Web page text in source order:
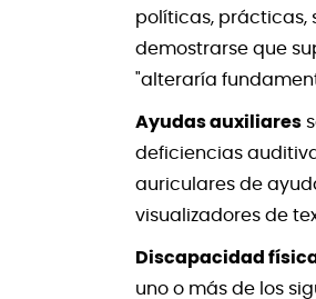
políticas, prácticas,
demostrarse que
"alteraría
Ayudas auxiliares
deficiencias
auriculares de
visualizadores de
Discapacidad
uno o más de los